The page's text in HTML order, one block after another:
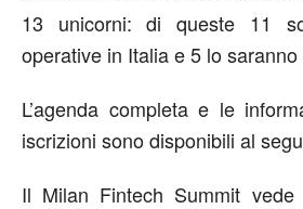
13 unicorni: di queste 11
operative in Italia e 5 lo
L’agenda completa e le
iscrizioni sono disponibili al
Il Milan Fintech Summit